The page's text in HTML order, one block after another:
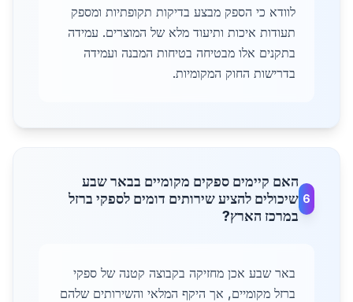
לוודא כי הספק מבצע בדיקות תקופתיות ומספק
תעודות איכות ותיעוד מלא של המוצרים. עמידה
בתקנים אלו מבטיחה בטיחות המבנה ועמידה
בדרישות החוק המקומיות.
6
האם קיימים ספקים מקומיים בבאר שבע
שיכולים להציע שירותים דומים לספקי ברזל
במרכז הארץ?
באר שבע אכן מחזיקה בקבוצה קטנה של ספקי
ברזל מקומיים, אך היקף המלאי והשירותים שלהם